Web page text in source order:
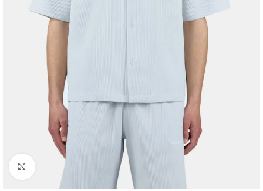
Click to enlarge